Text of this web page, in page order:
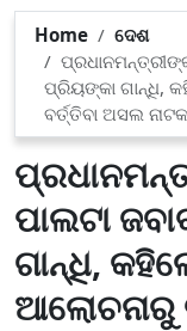
Home
ଦେଶ
ପ୍ରିୟଙ୍କା ଗାନ୍ଧି,
ବର୍ତ୍ତିବା ଅସଲ ନାଟକ
ପାଲଟା
ଗାନ୍ଧି,
ଆଲୋଚନାରୁ